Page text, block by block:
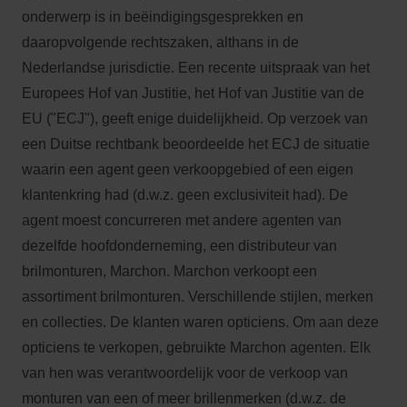
onderwerp is in beëindigingsgesprekken en
daaropvolgende rechtszaken, althans in de
Nederlandse jurisdictie. Een recente uitspraak van het
Europees Hof van Justitie, het Hof van Justitie van de
EU ("ECJ"), geeft enige duidelijkheid. Op verzoek van
een Duitse rechtbank beoordeelde het ECJ de situatie
waarin een agent geen verkoopgebied of een eigen
klantenkring had (d.w.z. geen exclusiviteit had). De
agent moest concurreren met andere agenten van
dezelfde hoofdonderneming, een distributeur van
brilmonturen, Marchon. Marchon verkoopt een
assortiment brilmonturen. Verschillende stijlen, merken
en collecties. De klanten waren opticiens. Om aan deze
opticiens te verkopen, gebruikte Marchon agenten. Elk
van hen was verantwoordelijk voor de verkoop van
monturen van een of meer brillenmerken (d.w.z. de